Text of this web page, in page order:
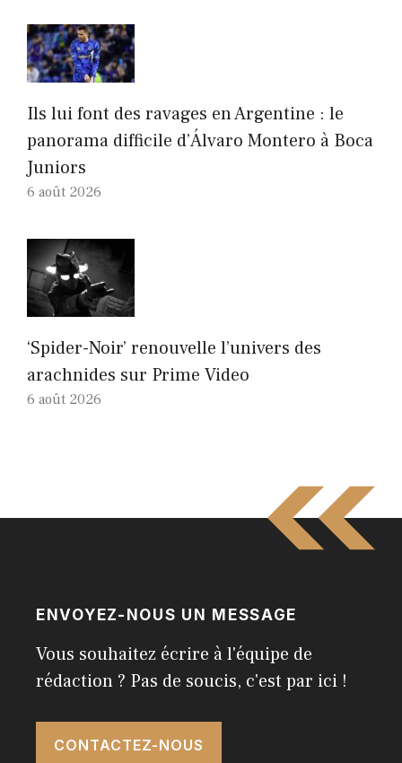
Ils lui font des ravages en Argentine : le
panorama difficile d’Álvaro Montero à Boca
Juniors
6 août 2026
‘Spider-Noir’ renouvelle l’univers des
arachnides sur Prime Video
6 août 2026
ENVOYEZ-NOUS UN MESSAGE
Vous souhaitez écrire à l'équipe de
rédaction ? Pas de soucis, c'est par ici !
CONTACTEZ-NOUS